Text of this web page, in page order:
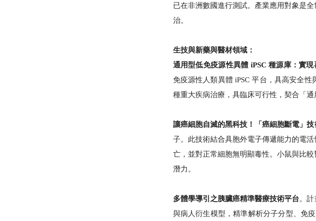
已在非洲數國進行測試。產業應用對象是
治。
生技與新藥與醫材領域：
通用型低免疫源性異體 iPSC 種源庫：實
免疫源性人類異體 iPSC 平台，具高安全
種重大疾病治療，具臨床可行性，契合「
讓癌細胞自滅的黑科技！「癌細胞斷電」技
子。此技術結合具胞外電子傳遞能力的電
亡，並對正常細胞無明顯毒性。小鼠與比
潛力。
多體學導引之胰臟癌精準醫療技術平台。
與病人衍生模型，精準解析分子分型、免